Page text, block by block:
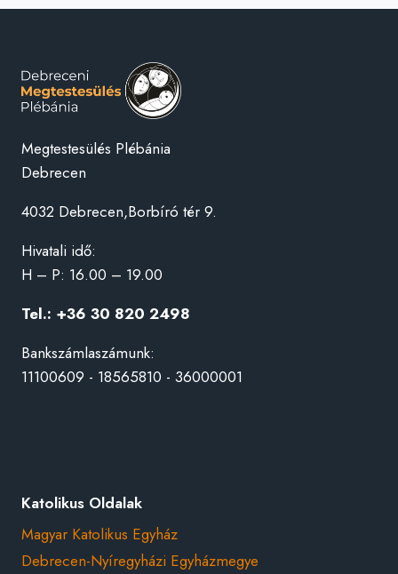
Megtestesülés Plébánia
Debrecen
4032 Debrecen,Borbíró tér 9.
Hivatali idő:
H – P: 16.00 – 19.00
Tel.: +36 30 820 2498
Bankszámlaszámunk:
11100609 - 18565810 - 36000001
Katolikus Oldalak
Magyar Katolikus Egyház
Debrecen-Nyíregyházi Egyházmegye